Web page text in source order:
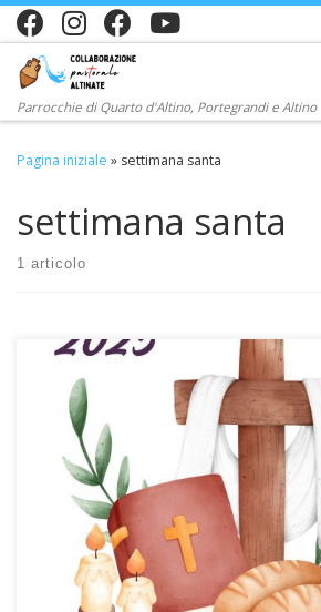
Passa al contenuto
Parrocchie di Quarto d'Altino, Portegrandi e Altino
Pagina iniziale » settimana santa
settimana santa
1 articolo
Il calendario delle celebrazioni della
settimana più importante per i cristiani. Per
cuore a Gesù Cristo, nostra speranza! 13 aprile
PALME S. Messa prefestiva S. Messa nel
a QUARTO D’ALTINO ore 06:30 Lodi 14 aprile